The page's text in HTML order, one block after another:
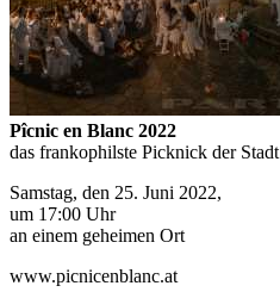
Pîcnic en Blanc 2022
das frankophilste Picknick der Stadt
Samstag, den 25. Juni 2022,
um 17:00 Uhr
an einem geheimen Ort
www.picnicenblanc.at